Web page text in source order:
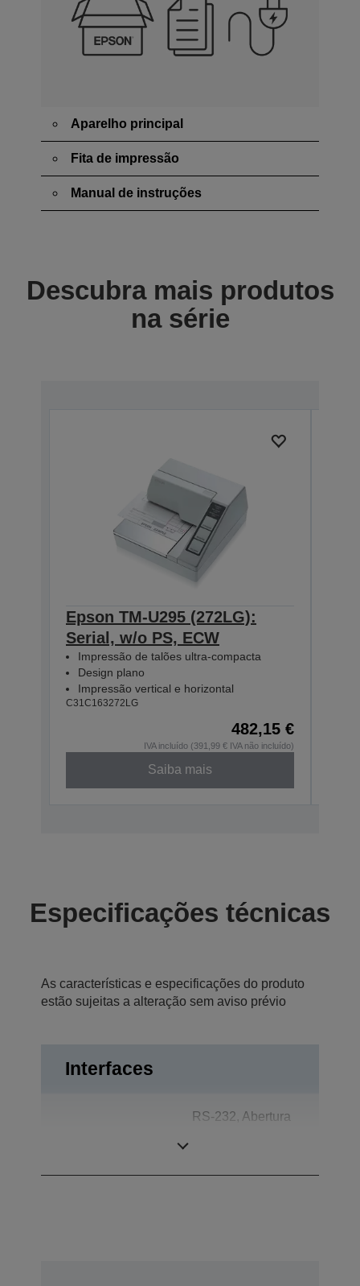
Aparelho principal
Fita de impressão
Manual de instruções
Descubra mais produtos
na série
Epson TM-U295 (272LG):
Serial, w/o PS, ECW
Impressão de talões ultra-compacta
Design plano
Impressão vertical e horizontal
C31C163272LG
482,15 €
IVA incluído (391,99 € IVA não incluído)
Saiba mais
Especificações técnicas
As características e especificações do produto
estão sujeitas a alteração sem aviso prévio
Interfaces
RS-232, Abertura